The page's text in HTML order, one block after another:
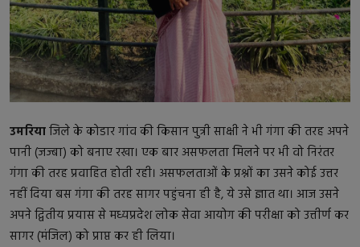
उमरियाजिले के कोडार गांव की किसान पुत्री साक्षी ने भी गंगा की तरह अपने
पानी (जज्बा) को बनाए रखा। एक बार असफलता मिलने पर भी वो निरंतर
गंगा की तरह प्रवाहित होती रही। असफलताओं के प्रश्नों का उसने कोई उत्तर
नहीं दिया बस गंगा की तरह सागर पहुंचना ही है, ये उसे ज्ञात था। आज उसने
अपने द्वितीय प्रयास से मध्यप्रदेश लोक सेवा आयोग की परीक्षा को उत्तीर्ण कर
सागर (मंजिल) को प्राप्त कर ही लिया।